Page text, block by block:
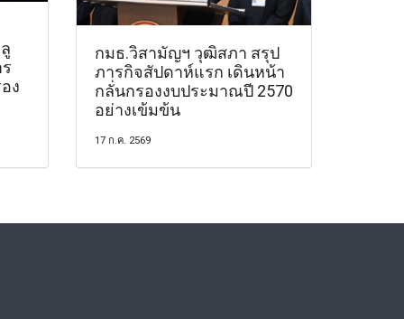
ง
กมธ.วิสามัญฯ วุฒิสภา สรุป
ภารกิจสัปดาห์แรก เดินหน้า
กลั่นกรองงบประมาณปี 2570
อย่างเข้มข้น
17 ก.ค. 2569